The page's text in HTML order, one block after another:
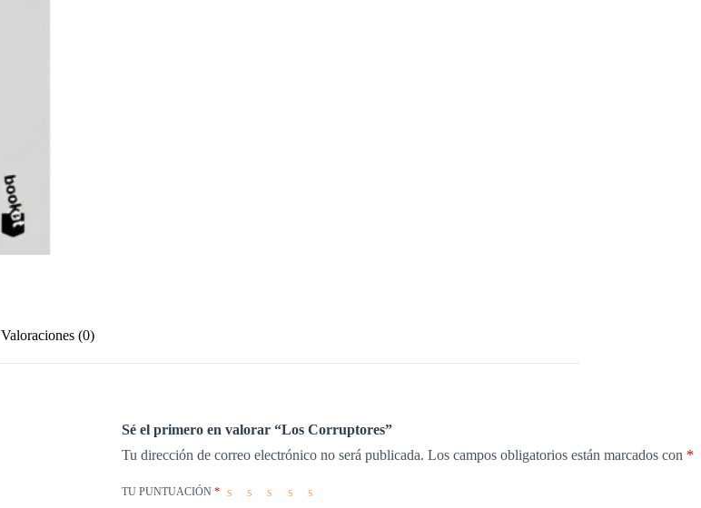
Valoraciones (0)
Sé el primero en valorar “Los Corruptores”
Tu dirección de correo electrónico no será publicada. Los campos obligatorios están marcados con *
TU PUNTUACIÓN *